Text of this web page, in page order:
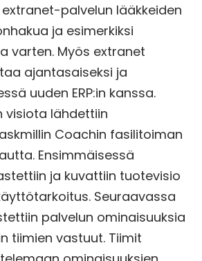
palvelun lääkkeiden
ja esimerkiksi
varten. Myös extranet
ajantasaiseksi ja
uuden ERP:in kanssa.
visiota lähdettiin
Coachin fasilitoiman
Ensimmäisessä
ja kuvattiin tuotevisio
Seuraavassa
palvelun ominaisuuksia
tiimien vastuut. Tiimit